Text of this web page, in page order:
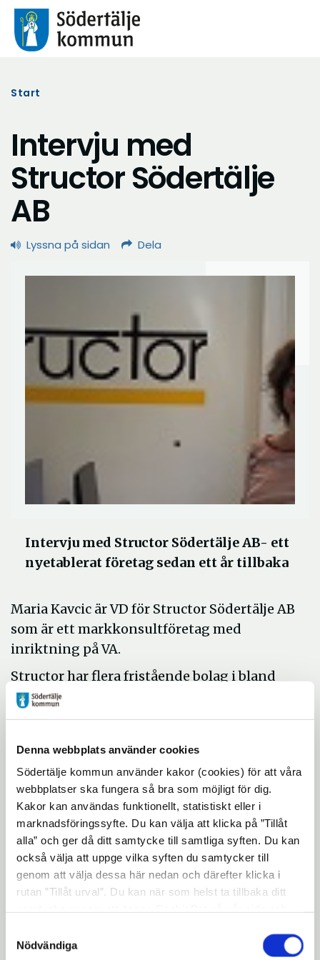
Denna webbplats använder cookies
Södertälje kommun använder kakor (cookies) för att våra
webbplatser ska fungera så bra som möjligt för dig.
Kakor kan användas funktionellt, statistiskt eller i
marknadsföringssyfte. Du kan välja att klicka på ”Tillåt
alla” och ger då ditt samtycke till samtliga syften. Du kan
också välja att uppge vilka syften du samtycker till
genom att välja dessa här nedan och därefter klicka i
rutan ”Tillåt urval”. Du kan när som helst ta tillbaka ditt
"Visa detaljer" kan du läsa om hur kakorna används och
Nödvändiga
Start
Intervju med
Structor Södertälje
AB
Lyssna på sidan Dela
Intervju med Structor Södertälje AB- ett
nyetablerat företag sedan ett år tillbaka
Maria Kavcic är VD för Structor Södertälje AB
som är ett markkonsultföretag med
inriktning på VA.
Structor har flera fristående bolag i bland
annat Stockholm och Nyköping som alla
samarbetar.
Vi frågade Maria varför de valde just att
Maria känner att främsta anledningen var
att Södertälje ligger bra geografiskt för att
starta ett bolag i och så ligger det mitt
emellan Stockholm och Nyköping. Sedan
bor många av de anställda i Södertälje med
omnejd. En annan faktor var att Södertälje
är en expansiv kommun med ett mål att
bygga 20 000 nya bostäder inom loppet av
15 år.